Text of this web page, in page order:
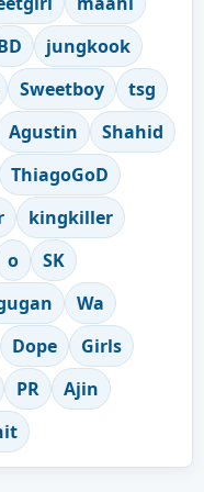
jungkook
Sweetboy
tsg
Agustin
Shahid
ThiagoGoD
kingkiller
o
SK
Wa
Dope
Girls
PR
Ajin